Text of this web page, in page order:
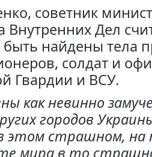
советник
Внутренних Дел
быть найдены тела
солдат и
Гвардии и ВСУ.
как невинно
городов
этом страшном,
мира в то